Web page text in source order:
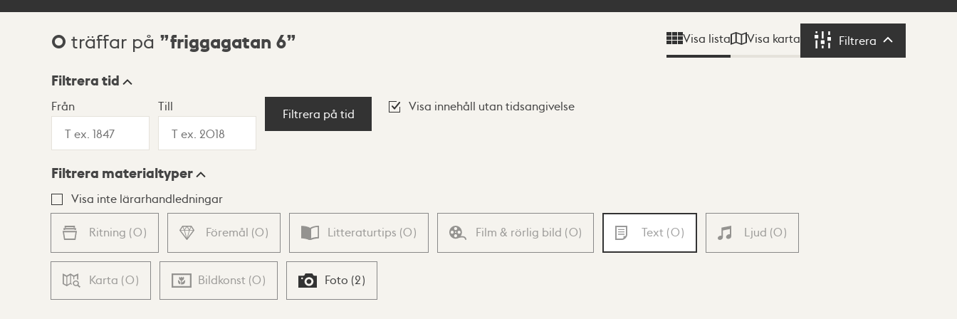
Sökresultat
0 träffar på friggagatan 6 Visa lista Visa karta Filtrera Filtrera
Visningsläge
Lista Karta
Filtrera tid
Från Till
Filtrera på tid
Visa innehåll utan tidsangivelse
Filtrera materialtyper
Visa inte lärarhandledningar
Ritning (0) Föremål (0) Litteraturtips (0) Film & rörlig bild (0) Text (0) Ljud (0)
Karta (0) Bildkonst (0) Foto (2)